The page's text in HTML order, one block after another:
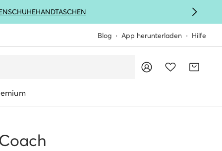
HANDTASCHEN
Blog App herunterladen Hilfe